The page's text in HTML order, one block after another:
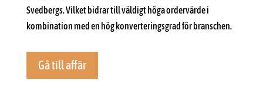
Svedbergs. Vilket bidrar till väldigt höga ordervärde i
kombination med en hög konverteringsgrad för branschen.
Gå till affär